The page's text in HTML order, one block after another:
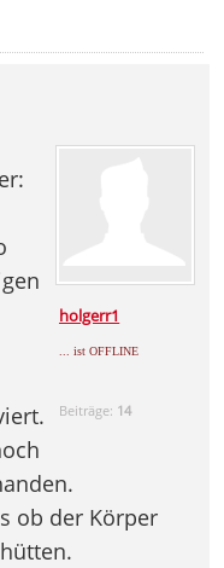
holgerr1
... ist OFFLINE
Beiträge: 14
ob der Körper